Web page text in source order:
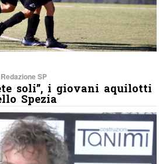
Redazione SP
soli”, i giovani aquilotti
Spezia